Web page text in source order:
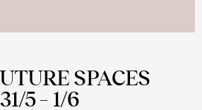
SPACES
5 – 1/6